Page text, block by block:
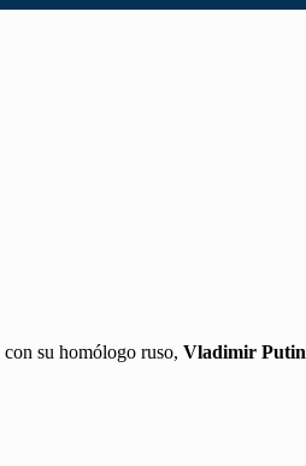
con su homólogo ruso, Vladimir Putin